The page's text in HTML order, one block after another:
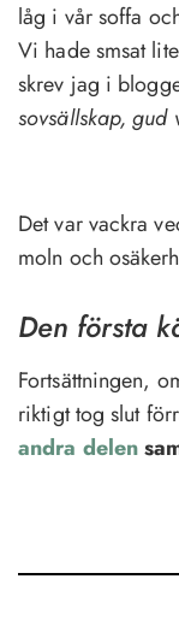
låg i vår soffa
Vi hade smsat
skrev jag i
sovsällskap, gud
Det var vackra
moln och
Den första
Fortsättningen,
riktigt tog slut
andra delen